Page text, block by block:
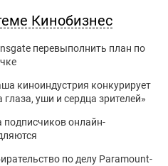
Кинобизнес
перевыполнить план по
киноиндустрия конкурирует
уши и сердца зрителей»
подписчиков онлайн-
по делу Paramount-